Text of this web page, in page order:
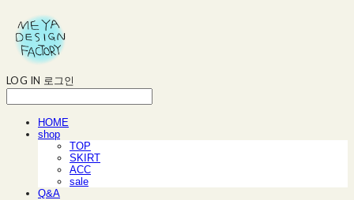
LOG IN 로그인
HOME
shop
TOP
SKIRT
ACC
sale
Q&A